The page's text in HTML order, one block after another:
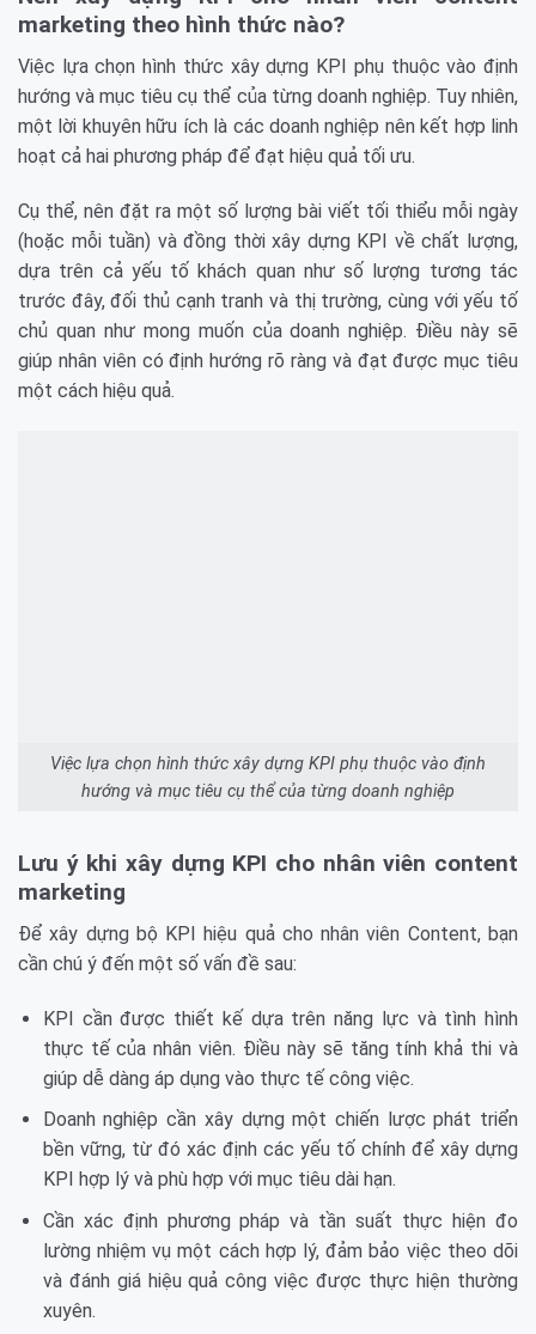
marketing theo hình thức nào?
Việc lựa chọn hình thức xây dựng KPI phụ thuộc vào định
hướng và mục tiêu cụ thể của từng doanh nghiệp. Tuy nhiên,
một lời khuyên hữu ích là các doanh nghiệp nên kết hợp linh
hoạt cả hai phương pháp để đạt hiệu quả tối ưu.
Cụ thể, nên đặt ra một số lượng bài viết tối thiểu mỗi ngày
(hoặc mỗi tuần) và đồng thời xây dựng KPI về chất lượng,
dựa trên cả yếu tố khách quan như số lượng tương tác
trước đây, đối thủ cạnh tranh và thị trường, cùng với yếu tố
chủ quan như mong muốn của doanh nghiệp. Điều này sẽ
giúp nhân viên có định hướng rõ ràng và đạt được mục tiêu
một cách hiệu quả.
Việc lựa chọn hình thức xây dựng KPI phụ thuộc vào định
hướng và mục tiêu cụ thể của từng doanh nghiệp
Lưu ý khi xây dựng KPI cho nhân viên content
marketing
Để xây dựng bộ KPI hiệu quả cho nhân viên Content, bạn
cần chú ý đến một số vấn đề sau:
KPI cần được thiết kế dựa trên năng lực và tình hình
thực tế của nhân viên. Điều này sẽ tăng tính khả thi và
giúp dễ dàng áp dụng vào thực tế công việc.
Doanh nghiệp cần xây dựng một chiến lược phát triển
bền vững, từ đó xác định các yếu tố chính để xây dựng
KPI hợp lý và phù hợp với mục tiêu dài hạn.
Cần xác định phương pháp và tần suất thực hiện đo
lường nhiệm vụ một cách hợp lý, đảm bảo việc theo dõi
và đánh giá hiệu quả công việc được thực hiện thường
xuyên.